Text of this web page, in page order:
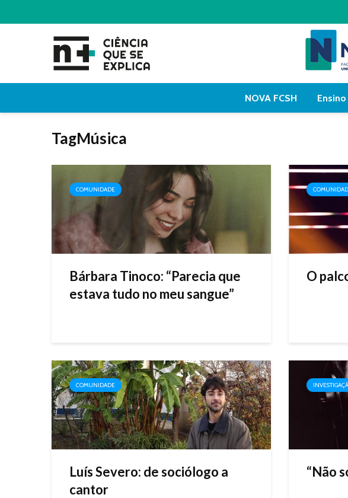
NOVA FCSH Ensino
TagMúsica
COMUNIDADE
Bárbara Tinoco: “Parecia que
estava tudo no meu sangue”
O
COMUNIDADE
Luís Severo: de sociólogo a
cantor
“Não